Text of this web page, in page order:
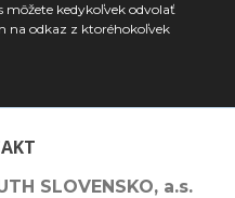
môžete kedykoľvek odvolať
na odkaz z ktoréhokoľvek
SLOVENSKO, a.s.